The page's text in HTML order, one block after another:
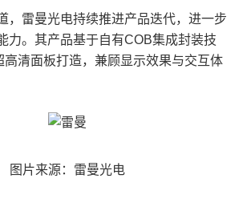
，雷曼光电持续推进产品迭代，进一步
力。其产品基于自有COB集成封装技
高清面板打造，兼顾显示效果与交互体
图片来源：雷曼光电